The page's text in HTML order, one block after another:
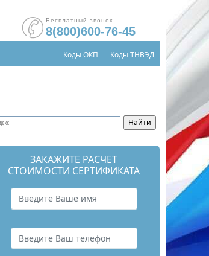
Бесплатный звонок
8(800)600-76-45
Коды ОКП Коды ТНВЭД
ЗАКАЖИТЕ РАСЧЕТ
СТОИМОСТИ СЕРТИФИКАТА